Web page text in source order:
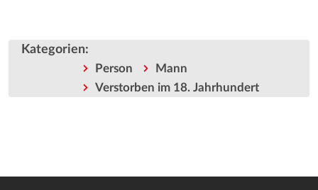
Kategorien:
Person
Mann
Verstorben im 18. Jahrhundert